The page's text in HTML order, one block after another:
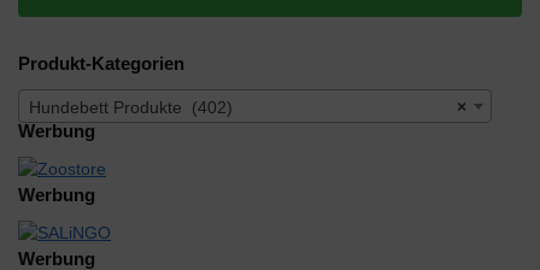
Produkt-Kategorien
×
Hundebett Produkte (402)
Werbung
Werbung
Werbung